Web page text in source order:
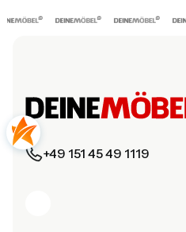
+49 151 45 49 1119